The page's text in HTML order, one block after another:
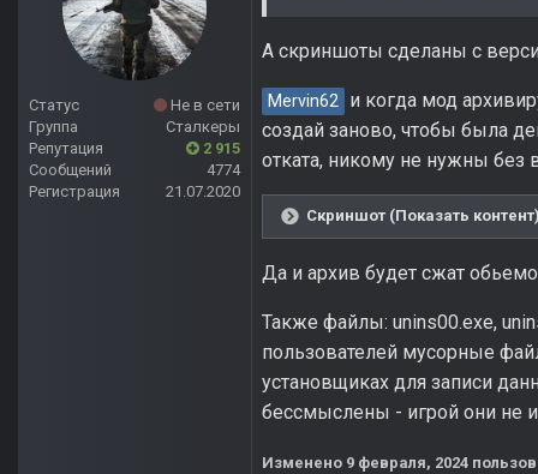
Статус
Не в сети
Группа
Сталкеры
Репутация
2 915
Сообщений
4774
Регистрация
21.07.2020
А скриншоты сделаны с
Mervin62 и когда мод
создай заново, чтобы была
отката, никому не нужны без
Скриншот (Показать
Да и архив будет сжат
Также файлы: unins00.exe,
пользователей мусорные
установщиках для записи
бессмыслены - игрой они не
Изменено 9 февраля, 2024